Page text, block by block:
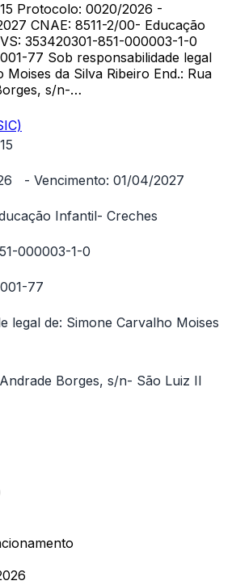
Protocolo: 0020/2026 -
CNAE: 8511-2/00- Educação
353420301-851-000003-1-0
77 Sob responsabilidade legal
Moises da Silva Ribeiro End.: Rua
s/n-…
- Vencimento: 01/04/2027
Infantil- Creches
000003-1-0
77
legal de: Simone Carvalho Moises
Borges, s/n- São Luiz II